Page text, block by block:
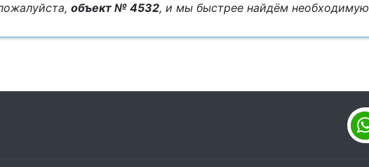
объект № 4532, и мы быстрее найдём необходимую